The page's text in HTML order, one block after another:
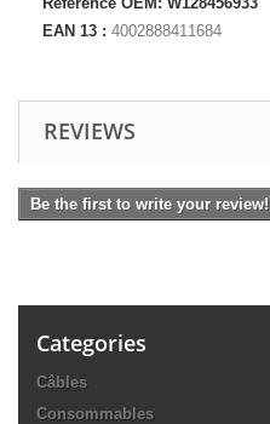
EAN 13 : 4002888411684
REVIEWS
Be the first to write your review!
Categories
Câbles
Consommables